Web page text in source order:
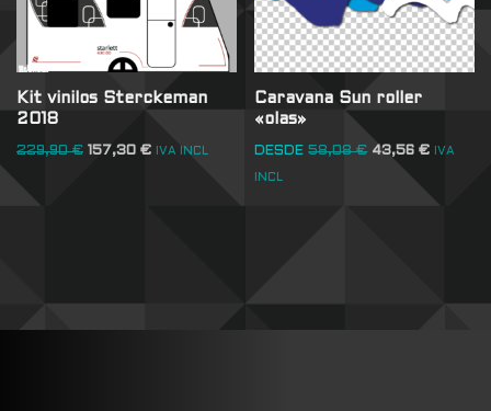
Kit vinilos Sterckeman
2018
229,90€ 157,30 € IVA INCL
Caravana Sun roller
«olas»
DESDE 58,08€ 43,56€ IVA
INCL